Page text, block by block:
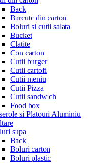
Back
Barcute din carton
Boluri si cutii salata
Bucket
Clatite
Con carton
Cutii burger
Cutii cartofi
Cutii meniu
Cutii Pizza
Cutii sandwich
Food box
si Platouri Aluminiu
supa
Back
Boluri carton
Boluri plastic